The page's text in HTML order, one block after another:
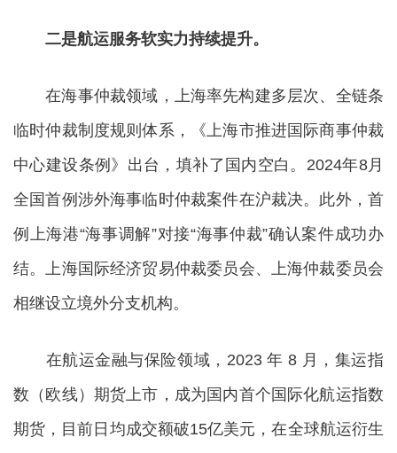
二是航运服务软实力持续提升。
在海事仲裁领域，上海率先构建多层次、全链条
临时仲裁制度规则体系，《上海市推进国际商事仲裁
中心建设条例》出台，填补了国内空白。2024年8月
全国首例涉外海事临时仲裁案件在沪裁决。此外，首
例上海港“海事调解”对接“海事仲裁”确认案件成功办
结。上海国际经济贸易仲裁委员会、上海仲裁委员会
相继设立境外分支机构。
在航运金融与保险领域，2023 年 8 月，集运指
数（欧线）期货上市，成为国内首个国际化航运指数
期货，目前日均成交额破15亿美元，在全球航运衍生